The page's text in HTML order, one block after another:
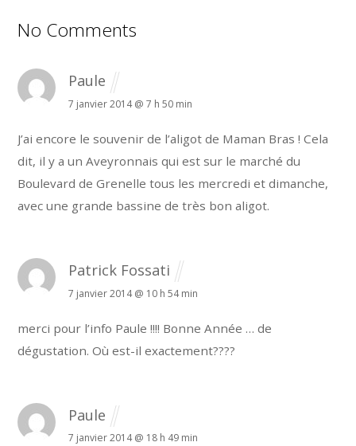
No Comments
Paule
7 janvier 2014 @ 7 h 50 min
J’ai encore le souvenir de l’aligot de Maman Bras ! Cela
dit, il y a un Aveyronnais qui est sur le marché du
Boulevard de Grenelle tous les mercredi et dimanche,
avec une grande bassine de très bon aligot.
Patrick Fossati
7 janvier 2014 @ 10 h 54 min
merci pour l’info Paule !!!! Bonne Année … de
dégustation. Où est-il exactement????
Paule
7 janvier 2014 @ 18 h 49 min